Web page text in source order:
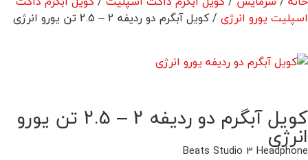
اسپلیت یورو انرژی / کویل آبگرم دو ردیفه 2 – 2.5 تن یورو انرژی
کویل آبگرم دو ردیفه 2 – 2.5 تن یورو
انرژی
Beats Studio 3 Headphone